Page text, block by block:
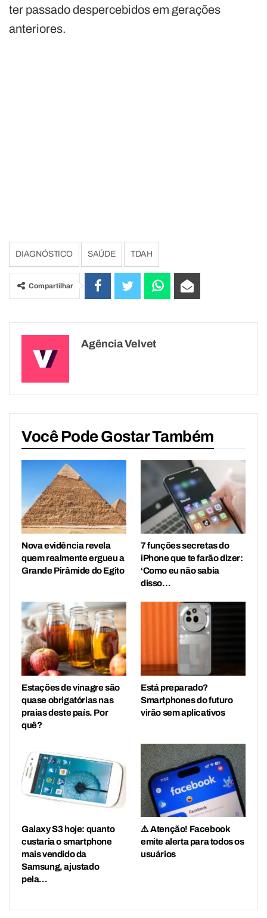
ter passado despercebidos em gerações
anteriores.
DIAGNÓSTICO SAÚDE TDAH
Compartilhar
Agência Velvet
Você Pode Gostar Também
Nova evidência revela
quem realmente ergueu a
Grande Pirâmide do Egito
7 funções secretas do
iPhone que te farão dizer:
‘Como eu não sabia
disso…
Estações de vinagre são
quase obrigatórias nas
praias deste país. Por
quê?
Está preparado?
Smartphones do futuro
virão sem aplicativos
Galaxy S3 hoje: quanto
custaria o smartphone
mais vendido da
Samsung, ajustado
pela…
⚠️ Atenção! Facebook
emite alerta para todos os
usuários